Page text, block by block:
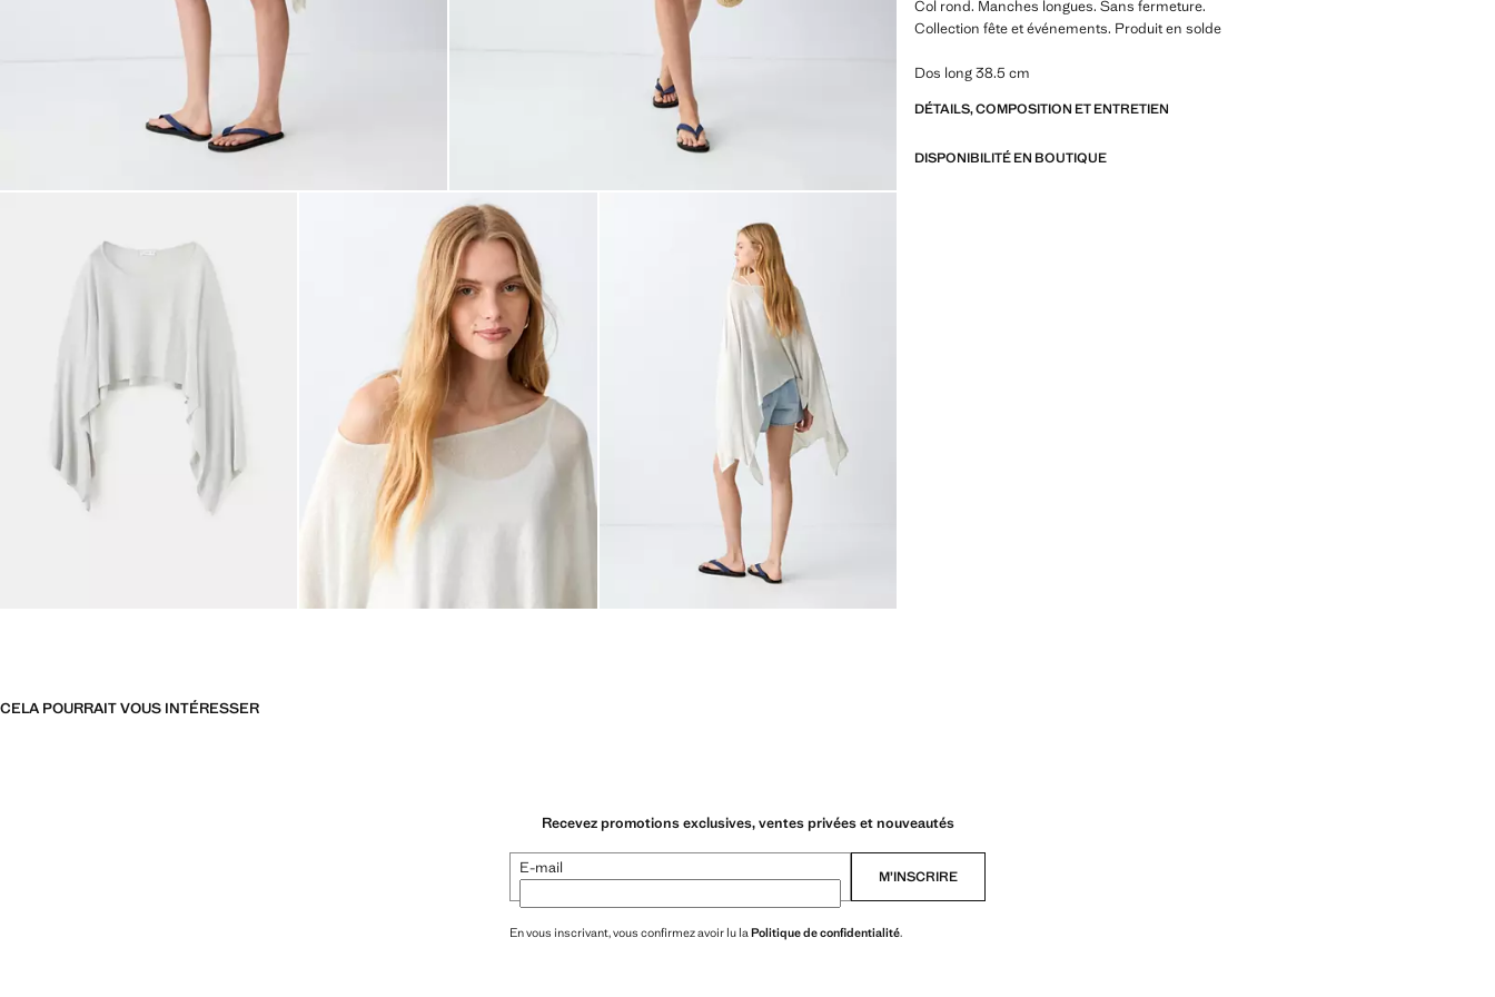
Col rond. Manches longues. Sans fermeture.
Collection fête et événements. Produit en solde
Dos long 38.5 cm
DÉTAILS, COMPOSITION ET ENTRETIEN
DISPONIBILITÉ EN BOUTIQUE
CELA POURRAIT VOUS INTÉRESSER
Recevez promotions exclusives, ventes privées et nouveautés
E-mail M’INSCRIRE
En vous inscrivant, vous confirmez avoir lu laPolitique de confidentialité.